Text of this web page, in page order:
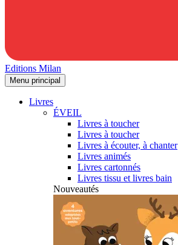
Editions Milan
Menu principal
Livres
ÉVEIL
Livres à toucher
Livres à toucher
Livres à écouter, à chanter
Livres animés
Livres cartonnés
Livres tissu et livres bain
Nouveautés